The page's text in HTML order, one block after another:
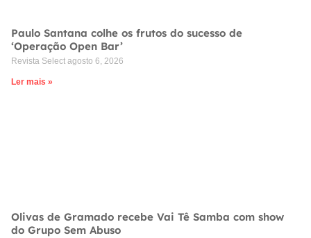
Paulo Santana colhe os frutos do sucesso de
‘Operação Open Bar’
Revista Select agosto 6, 2026
Ler mais »
Olivas de Gramado recebe Vai Tê Samba com show
do Grupo Sem Abuso